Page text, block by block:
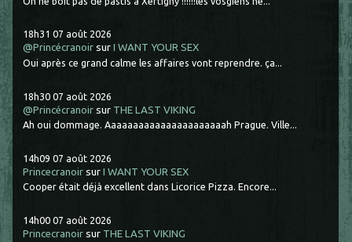
18h31 07 août 2026
@Princécranoir surI WANT YOUR SEX
Oui après ce grand calme les affaires vont reprendre. ça...
18h30 07 août 2026
@Princécranoir sur THE LAST VIKING
Ah oui dommage. Aaaaaaaaaaaaaaaaaaaaaah Prague. Ville...
14h09 07 août 2026
Princecranoir surI WANT YOUR SEX
Cooper était déjà excellent dans Licorice Pizza. Encore...
14h00 07 août 2026
Princecranoir sur THE LAST VIKING